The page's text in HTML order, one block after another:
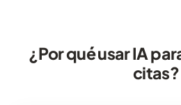
¿Por qué usar IA
citas?